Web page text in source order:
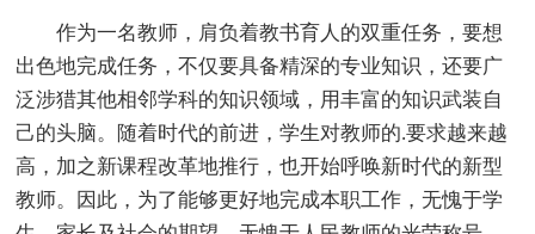
作为一名教师，肩负着教书育人的双重任务，要想
出色地完成任务，不仅要具备精深的专业知识，还要广
泛涉猎其他相邻学科的知识领域，用丰富的知识武装自
己的头脑。随着时代的前进，学生对教师的.要求越来越
高，加之新课程改革地推行，也开始呼唤新时代的新型
教师。因此，为了能够更好地完成本职工作，无愧于学